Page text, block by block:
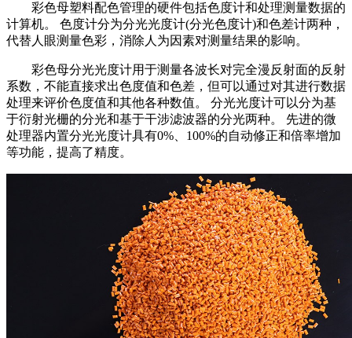
彩色母塑料配色管理的硬件包括色度计和处理测量数据的
计算机。 色度计分为分光光度计(分光色度计)和色差计两种，
代替人眼测量色彩，消除人为因素对测量结果的影响。
彩色母分光光度计用于测量各波长对完全漫反射面的反射
系数，不能直接求出色度值和色差，但可以通过对其进行数据
处理来评价色度值和其他各种数值。 分光光度计可以分为基
于衍射光栅的分光和基于干涉滤波器的分光两种。 先进的微
处理器内置分光光度计具有0%、100%的自动修正和倍率增加
等功能，提高了精度。